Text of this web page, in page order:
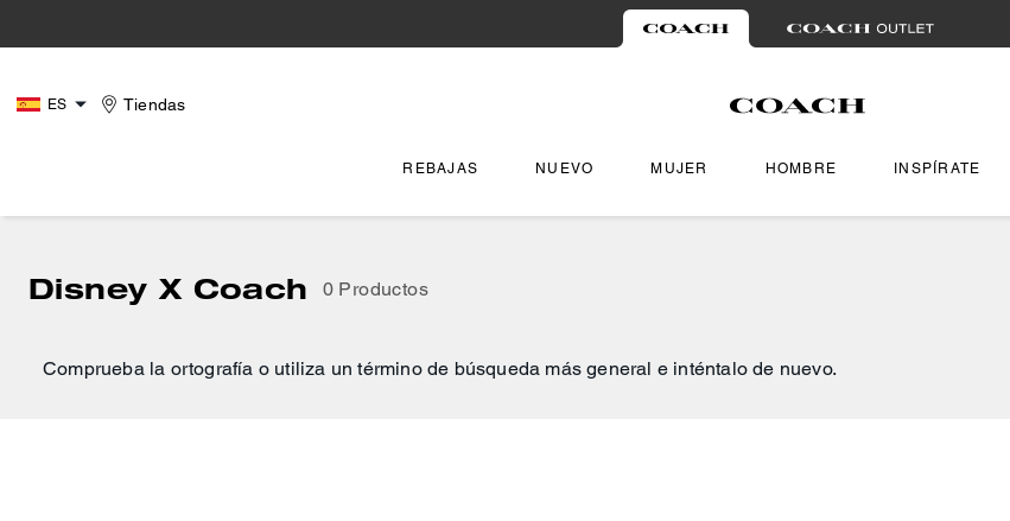
ES Tiendas
REBAJAS NUEVO MUJER HOMBRE INSPÍRATE
Disney X Coach 0 Productos
Comprueba la ortografía o utiliza un término de búsqueda más general e inténtalo de nuevo.